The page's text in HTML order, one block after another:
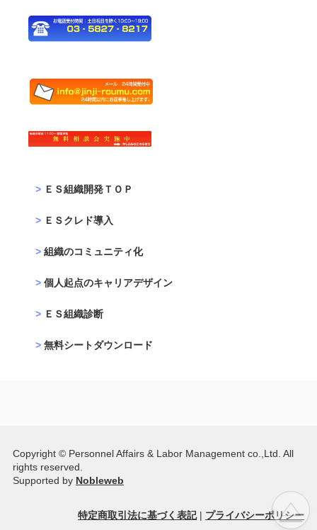
ＥＳ組織開発ＴＯＰ
ＥＳクレド導入
組織のコミュニティ化
個人起点のキャリアデザイン
ＥＳ組織診断
無料シートダウンロード
△
Copyright © Personnel Affairs & Labor Management co.,Ltd. All
rights reserved.
Supported by Nobleweb
特定商取引法に基づく表記| プライバシーポリシー